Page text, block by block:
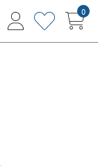
magnifying
user
heart0